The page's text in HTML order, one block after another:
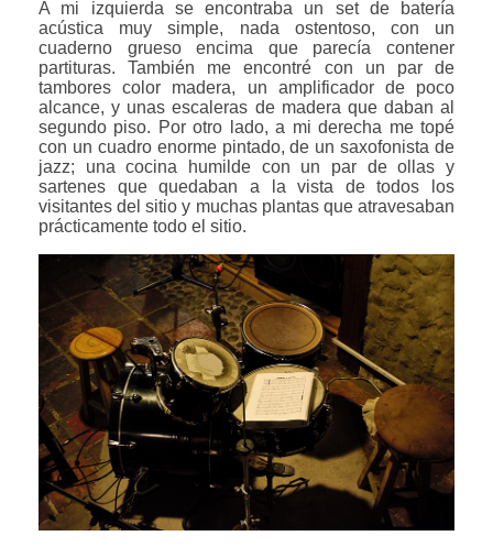
A mi izquierda se encontraba un set de batería
acústica muy simple, nada ostentoso, con un
cuaderno grueso encima que parecía contener
partituras. También me encontré con un par de
tambores color madera, un amplificador de poco
alcance, y unas escaleras de madera que daban al
segundo piso. Por otro lado, a mi derecha me topé
con un cuadro enorme pintado, de un saxofonista de
jazz; una cocina humilde con un par de ollas y
sartenes que quedaban a la vista de todos los
visitantes del sitio y muchas plantas que atravesaban
prácticamente todo el sitio.